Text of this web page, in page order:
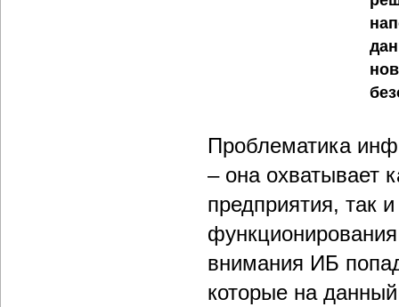
Проблематика
– она охватывает
предприятия, так
внимания ИБ
которые на